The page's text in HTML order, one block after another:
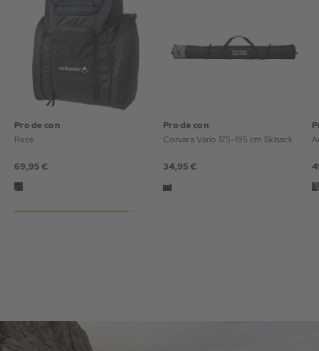
Pro de con
Race
69,95 €
Pro de con
Corvara Vario 175-195 cm Skisack
34,95 €